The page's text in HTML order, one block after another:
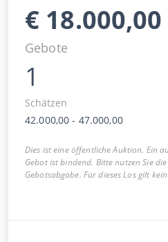
€ 18.000,00
Gebote
1
Schätzen
42.000,00 - 47.000,00
Dies ist eine öffentliche Auktion. Ein
Gebot ist bindend. Bitte nutzen Sie
Gebotsabgabe. Für dieses Los gilt